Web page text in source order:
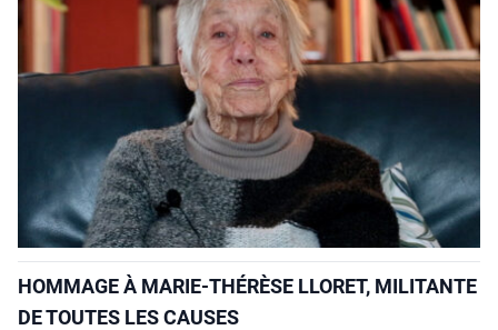
HOMMAGE À MARIE-THÉRÈSE LLORET, MILITANTE
DE TOUTES LES CAUSES